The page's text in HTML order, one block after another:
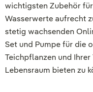
wichtigsten Zubehör
Wasserwerte aufrecht
stetig wachsenden
Set und Pumpe für die
Teichpflanzen und
Lebensraum bieten zu